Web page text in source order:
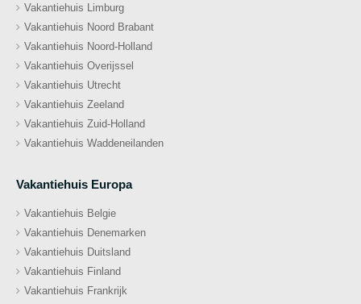
Vakantiehuis Limburg
Vakantiehuis Noord Brabant
Vakantiehuis Noord-Holland
Vakantiehuis Overijssel
Vakantiehuis Utrecht
Vakantiehuis Zeeland
Vakantiehuis Zuid-Holland
Vakantiehuis Waddeneilanden
Vakantiehuis Europa
Vakantiehuis Belgie
Vakantiehuis Denemarken
Vakantiehuis Duitsland
Vakantiehuis Finland
Vakantiehuis Frankrijk